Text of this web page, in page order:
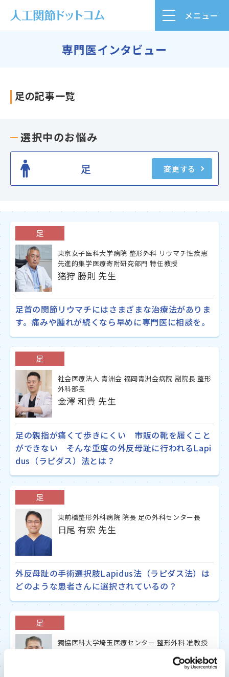
メニュー
専門医インタビュー
足の記事一覧
選択中のお悩み
足 変更する
足
東京女子医科大学病院 整形外科 リウマチ性疾患
先進的集学医療寄附研究部門 特任教授
猪狩 勝則 先生
足首の関節リウマチにはさまざまな治療法がありま
す。痛みや腫れが続くなら早めに専門医に相談を。
足
社会医療法人 青洲会 福岡青洲会病院 副院長 整形
外科部長
金澤 和貴 先生
足の親指が痛くて歩きにくい 市販の靴を履くこと
ができない そんな重度の外反母趾に行われるLapi
dus（ラピダス）法とは？
足
東前橋整形外科病院 院長 足の外科センター長
日尾 有宏 先生
外反母趾の手術選択肢Lapidus法（ラピダス法）は
どのような患者さんに選択されているの？
足
獨協医科大学埼玉医療センター 整形外科 准教授